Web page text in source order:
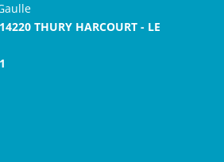
THURY HARCOURT - LE